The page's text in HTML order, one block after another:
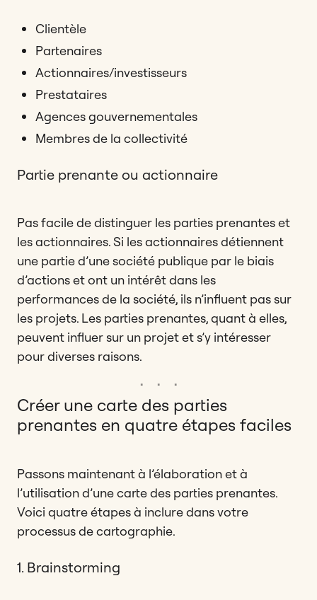
Clientèle
Partenaires
Actionnaires/investisseurs
Prestataires
Agences gouvernementales
Membres de la collectivité
Partie prenante ou actionnaire
Pas facile de distinguer les parties prenantes et
les actionnaires. Si les actionnaires détiennent
une partie d’une société publique par le biais
d’actions et ont un intérêt dans les
performances de la société, ils n’influent pas sur
les projets. Les parties prenantes, quant à elles,
peuvent influer sur un projet et s’y intéresser
pour diverses raisons.
Créer une carte des parties
prenantes en quatre étapes faciles
Passons maintenant à l’élaboration et à
l’utilisation d’une carte des parties prenantes.
Voici quatre étapes à inclure dans votre
processus de cartographie.
1. Brainstorming